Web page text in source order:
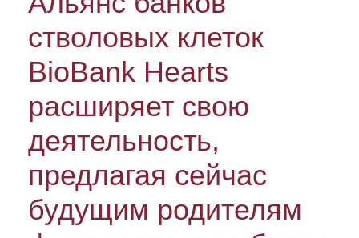
стволовых клеток
BioBank Hearts
расширяет свою
деятельность,
предлагая сейчас
будущим родителям